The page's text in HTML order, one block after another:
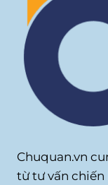
Chuquan.vn
từ tư vấn